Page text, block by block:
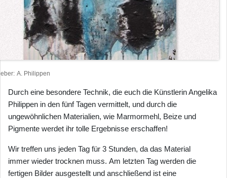
A. Philippen
Durch eine besondere Technik, die euch die Künstlerin Angelika
Philippen in den fünf Tagen vermittelt, und durch die
ungewöhnlichen Materialien, wie Marmormehl, Beize und
Pigmente werdet ihr tolle Ergebnisse erschaffen!
Wir treffen uns jeden Tag für 3 Stunden, da das Material
immer wieder trocknen muss. Am letzten Tag werden die
fertigen Bilder ausgestellt und anschließend ist eine